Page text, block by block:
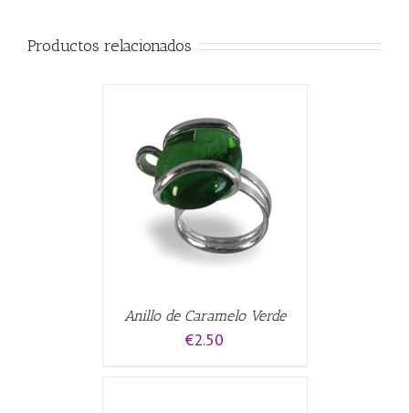
Productos relacionados
Anillo de Caramelo Verde
€2.50